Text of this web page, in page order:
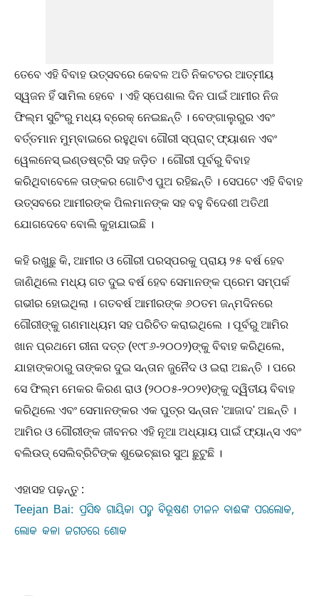
ତେବେ ଏହି ବିବାହ ଉତ୍ସବରେ କେବଳ ଅତି ନିକଟତର ଆତ୍ମୀୟ
ସ୍ୱଜନ ହିଁ ସାମିଲ ହେବେ । ଏହି ସ୍ପେଶାଲ ଦିନ ପାଇଁ ଆମୀର ନିଜ
ଫିଲ୍ମ ସୁଟିଂରୁ ମଧ୍ୟ ବ୍ରେକ୍ ନେଇଛନ୍ତି । ବେଙ୍ଗାଲୁରୁର ଏବଂ
ବର୍ତ୍ତମାନ ମୁମ୍ବାଇରେ ରହୁଥିବା ଗୌରୀ ସ୍ପ୍ରାଟ୍ ଫ୍ୟାଶନ ଏବଂ
ୱେଲନେସ୍ ଇଣ୍ଡଷ୍ଟ୍ରି ସହ ଜଡ଼ିତ । ଗୌରୀ ପୂର୍ବରୁ ବିବାହ
କରିଥିବାବେଳେ ତାଙ୍କର ଗୋଟିଏ ପୁଅ ରହିଛନ୍ତି । ସେପଟେ ଏହି ବିବାହ
ଉତ୍ସବରେ ଆମୀରଙ୍କ ପିଲମାନଙ୍କ ସହ ବହୁ ବିଦେଶୀ ଅତିଥୀ
ଯୋଗଦେବେ ବୋଲି କୁହାଯାଇଛି ।
କହି ରଖୁଛୁ କି, ଆମୀର ଓ ଗୌରୀ ପରସ୍ପରକୁ ପ୍ରାୟ ୨୫ ବର୍ଷ ହେବ
ଜାଣିଥିଲେ ମଧ୍ୟ ଗତ ଦୁଇ ବର୍ଷ ହେବ ସେମାନଙ୍କ ପ୍ରେମ ସମ୍ପର୍କ
ଗଭୀର ହୋଇଥିଲା । ଗତବର୍ଷ ଆମୀରଙ୍କ ୬୦ତମ ଜନ୍ମଦିନରେ
ଗୌରୀଙ୍କୁ ଗଣମାଧ୍ୟମ ସହ ପରିଚିତ କରାଇଥିଲେ । ପୂର୍ବରୁ ଆମିର
ଖାନ ପ୍ରଥମେ ରୀନା ଦତ୍ତ (୧୯୮୬-୨୦୦୨)ଙ୍କୁ ବିବାହ କରିଥିଲେ,
ଯାହାଙ୍କଠାରୁ ତାଙ୍କର ଦୁଇ ସନ୍ତାନ ଜୁନୈଦ ଓ ଇରା ଅଛନ୍ତି । ପରେ
ସେ ଫିଲ୍ମ ମେକର କିରଣ ରାଓ (୨୦୦୫-୨୦୨୧)ଙ୍କୁ ଦ୍ୱିତୀୟ ବିବାହ
କରିଥିଲେ ଏବଂ ସେମାନଙ୍କର ଏକ ପୁତ୍ର ସନ୍ତାନ 'ଆଜାଦ' ଅଛନ୍ତି ।
ଆମିର ଓ ଗୌରୀଙ୍କ ଜୀବନର ଏହି ନୂଆ ଅଧ୍ୟାୟ ପାଇଁ ଫ୍ୟାନ୍ସ ଏବଂ
ବଲିଉଡ୍ ସେଲିବ୍ରିଟିଙ୍କ ଶୁଭେଚ୍ଛାର ସୁଅ ଛୁଟୁଛି ।
ଏହାସହ ପଢ଼ନ୍ତୁ :
Teejan Bai: ପ୍ରସିଦ୍ଧ ଗାୟିକା ପଦ୍ମ ବିଭୂଷଣ ତୀଜନ ବାଈଙ୍କ ପରଲୋକ,
ଲୋକ କଳା ଜଗତରେ ଶୋକ